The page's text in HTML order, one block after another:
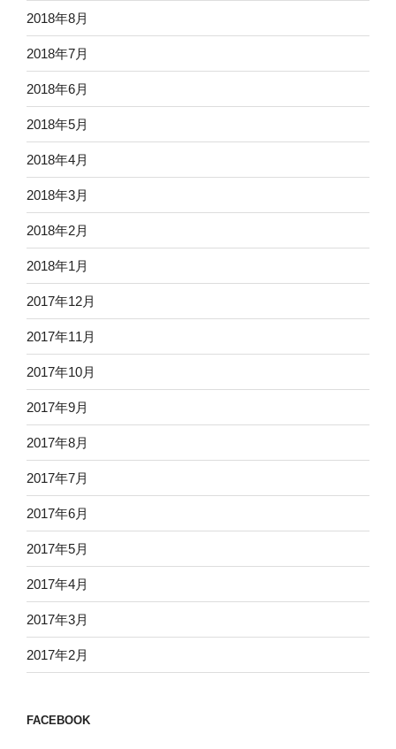
2018年8月
2018年7月
2018年6月
2018年5月
2018年4月
2018年3月
2018年2月
2018年1月
2017年12月
2017年11月
2017年10月
2017年9月
2017年8月
2017年7月
2017年6月
2017年5月
2017年4月
2017年3月
2017年2月
FACEBOOK